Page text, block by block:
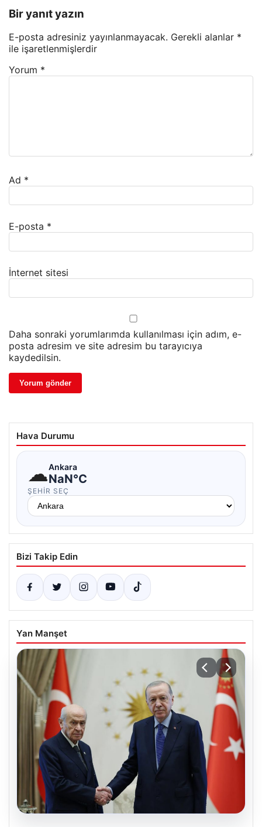
Bir yanıt yazın
E-posta adresiniz yayınlanmayacak. Gerekli alanlar *
ile işaretlenmişlerdir
Yorum *
Ad *
E-posta *
İnternet sitesi
Daha sonraki yorumlarımda kullanılması için adım, e-
posta adresim ve site adresim bu tarayıcıya
kaydedilsin.
Hava Durumu
☁Ankara
NaN°C
ŞEHIR SEÇ
Bizi Takip Edin
Yan Manşet